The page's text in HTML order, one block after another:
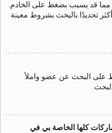
مما قد يسبب بضغط على الخادم.
تحديدًا بالبحث بشروط معينة
على البحث عن عضو واملأ
كلها الخاصة بي في